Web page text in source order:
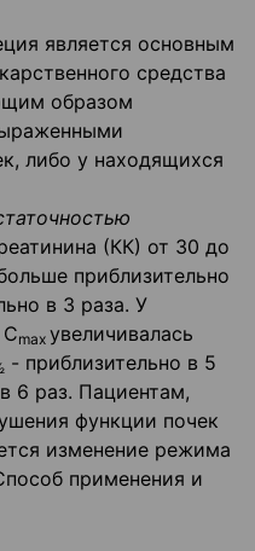
является основным
средства
образом
либо у находящихся
(КК) от 30 до
при­близительно
в 3 раза. У
Сmах увеличивалась
- приблизительно в 5
6 раз. Пациентам,
функции почек
изменение режима
применения и